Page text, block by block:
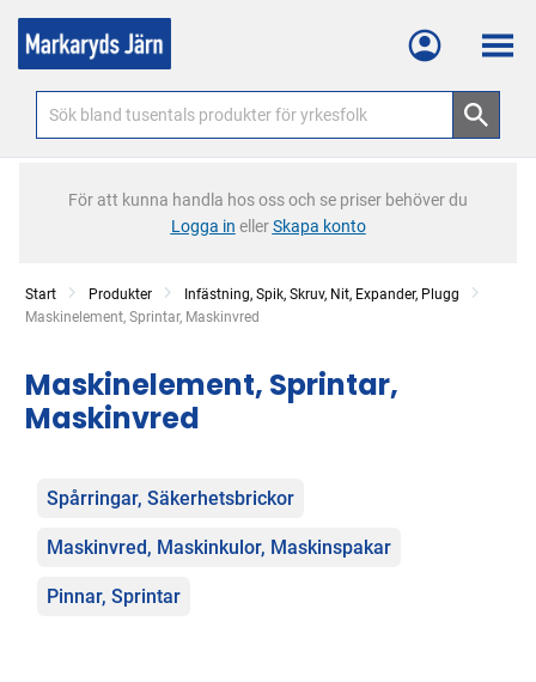
Meny
För att kunna handla hos oss och se priser behöver du
Logga in ellerSkapa konto
Start Produkter
Infästning, Spik, Skruv, Nit, Expander, Plugg
Current:
Maskinelement, Sprintar, Maskinvred
Maskinelement, Sprintar,
Maskinvred
Kategorier
Spårringar, Säkerhetsbrickor
Maskinvred, Maskinkulor, Maskinspakar
Pinnar, Sprintar